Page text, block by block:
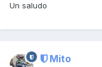
Un saludo
Mito